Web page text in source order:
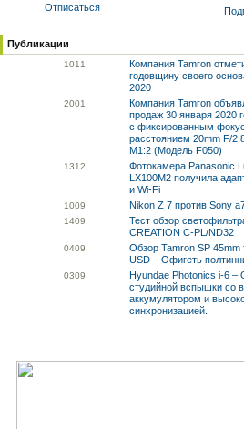
Отписаться
Публикации
1011
Компания Tamron
годовщину своего
2020
2001
Компания Tamron
продаж 30 января 2020
с фиксированным
расстоянием 20mm F/
M1:2 (Модель F050)
1312
Фотокамера Panasonic
LX100M2 получила
и Wi-Fi
1009 Nikon Z 7 против Sony
1409
Тест обзор
CREATION C-PL/ND32
0409
Обзор Tamron SP 45mm
USD – Офигеть
0309
Hyundae Photonics i-6 –
студийной вспышки со
аккумулятором и
синхронизацией.